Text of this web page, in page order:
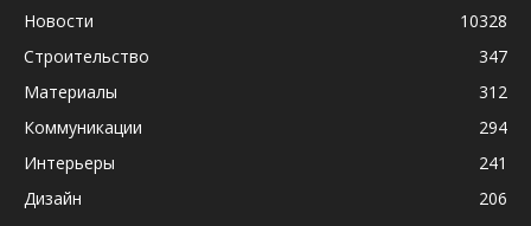
Новости
10328
Строительство
347
Материалы
312
Коммуникации
294
Интерьеры
241
Дизайн
206